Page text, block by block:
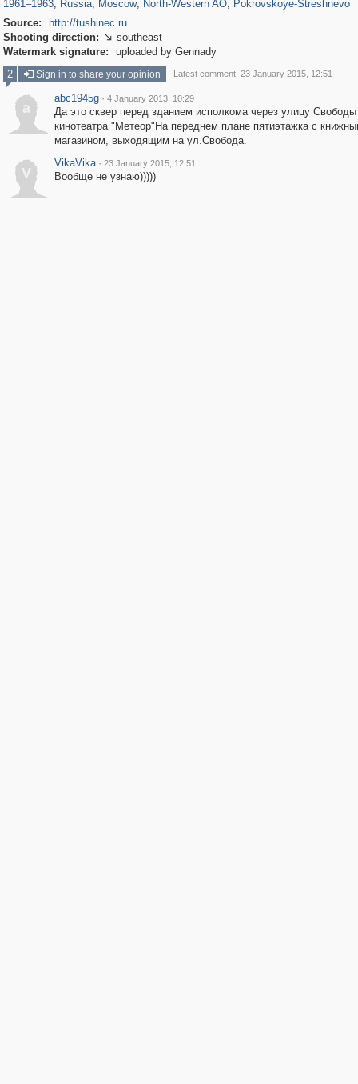
1961–1963, Russia, Moscow, North-Western AO, Pokrovskoye-Streshnevo
Source:
http://tushinec.ru
Shooting direction:  southeast
Watermark signature:
uploaded by Gennady
2
Sign in to share your opinion Latest comment: 23 January 2015, 12:51
a
abc1945g · 4 January 2013, 10:29
Да это сквер перед зданием исполкома через улицу Свободы
кинотеатра "Метеор"На переднем плане пятиэтажка с
магазином, выходящим на ул.Свобода.
V
VikaVika · 23 January 2015, 12:51
Вообще не узнаю)))))